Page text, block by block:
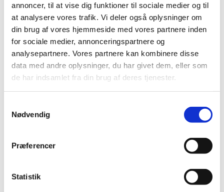
annoncer, til at vise dig funktioner til sociale medier og til
at analysere vores trafik. Vi deler også oplysninger om
din brug af vores hjemmeside med vores partnere inden
for sociale medier, annonceringspartnere og
analysepartnere. Vores partnere kan kombinere disse
data med andre oplysninger, du har givet dem, eller som
de har indsamlet fra din brug af deres tjenester.
Nødvendig
Præferencer
Statistik
2021 (35)
december (2)
november (5)
oktober (5)
september (2)
august (2)
maj (7)
februar (2)
2020 (11)